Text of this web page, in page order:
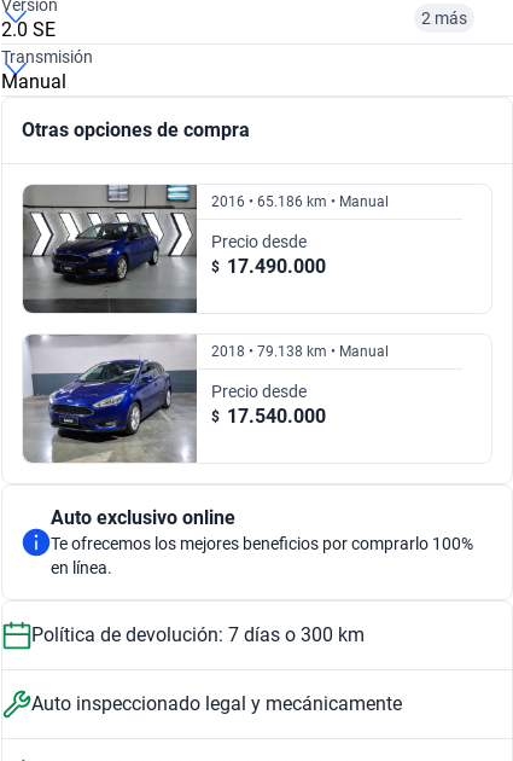
2013
Versión
2.0 SE 2 más
$ 13.880.000 $ 13.591.000
2.0 SE
$ 16.861.000
Transmisión
Manual
Otras opciones de compra
2016 • 65.186 km • Manual
Precio desde
$ 17.490.000
2018 • 79.138 km • Manual
Precio desde
$ 17.540.000
Auto exclusivo online
Te ofrecemos los mejores beneficios por comprarlo 100%
en línea.
Política de devolución: 7 días o 300 km
Auto inspeccionado legal y mecánicamente